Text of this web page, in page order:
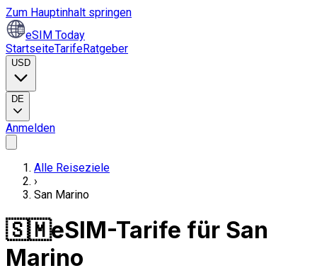
Zum Hauptinhalt springen
eSIM Today
StartseiteTarifeRatgeber
USD
DE
Anmelden
Alle Reiseziele
›
San Marino
🇸🇲eSIM-Tarife für San
Marino